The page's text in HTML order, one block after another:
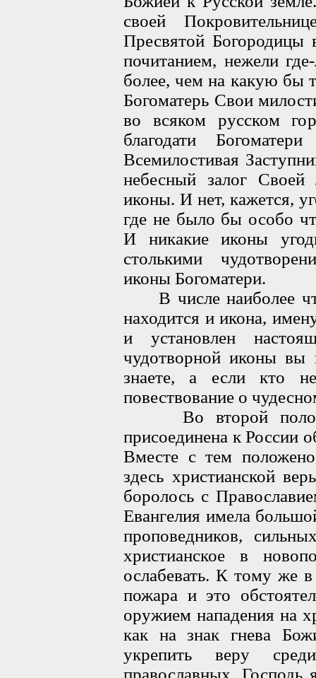
своей
Пресвятой
почитанием, нежели
более, чем на какую бы
Богоматерь Свои
во всяком русском
благодати
Всемилостивая
небесный залог
иконы. И нет, кажется,
где не было бы особо
И никакие иконы
столькими
иконы Богоматери.
В числе наиболее
находится и икона,
и установлен
чудотворной иконы вы
знаете, а если кто
повествование о
Во второй
присоединена к России
Вместе с тем
здесь христианской
боролось с
Евангелия имела
проповедников,
христианское в
ослабевать. К тому же
пожара и это
оружием нападения на
как на знак гнева
укрепить веру
православных,